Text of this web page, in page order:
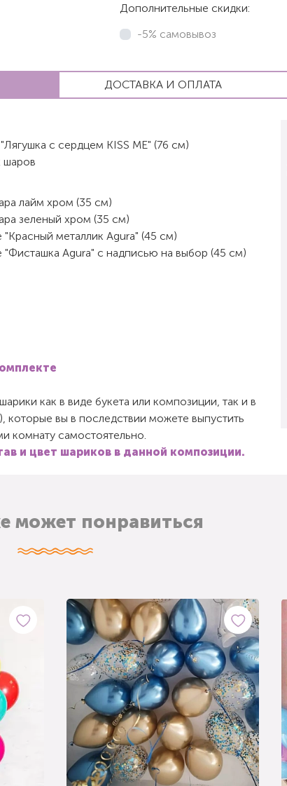
Дополнительные скидки:
-5% самовывоз
ДОСТАВКА И ОПЛАТА
с сердцем KISS ME" (76 см)
шаров
лайм хром (35 см)
зеленый хром (35 см)
металлик Agura" (45 см)
Agura" с надписью на выбор (45 см)
как в виде букета или композиции, так и в
которые вы в последствии можете выпустить
комнату самостоятельно.
и цвет шариков в данной композиции.
может понравиться